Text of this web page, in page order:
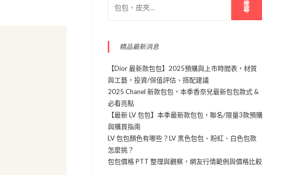
搜
尋
精品最新消息
【Dior 最新款包包】2025預購與上市時間表，材質
與工藝，投資/保值評估、搭配建議
2025 Chanel 新款包包，本季香奈兒最新包包款式 &
必看亮點
【最新 LV 包包】本季最新款包包，聯名/限量3款預購
與購買指南
LV 包包顏色有哪些？LV 黑色包包、粉紅、白色包款
怎麼挑？
包包價格 PTT 整理與觀察，網友行情範例與價格比較